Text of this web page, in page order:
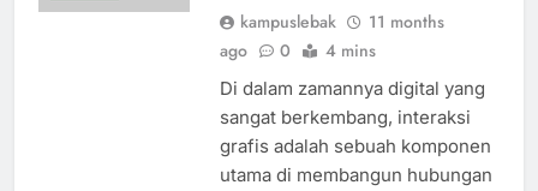
kampuslebak
11 months
ago
0 4 mins
Di dalam zamannya digital yang
sangat berkembang, interaksi
grafis adalah sebuah komponen
utama di membangun hubungan